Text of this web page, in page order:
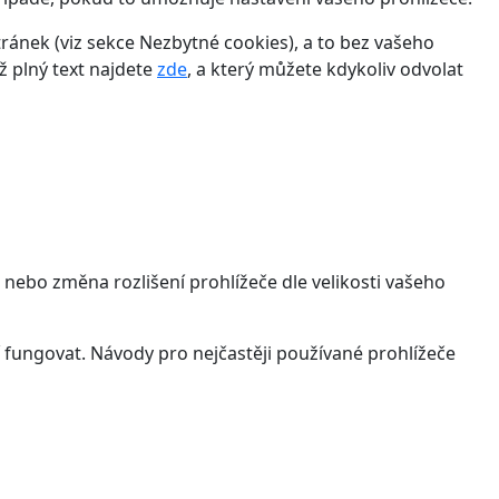
(viz sekce Nezbytné cookies), a to bez vašeho
plný text najdetezde, a který můžete kdykoliv odvolat
změna rozlišení prohlížeče dle velikosti vašeho
Návody pro nejčastěji používané prohlížeče